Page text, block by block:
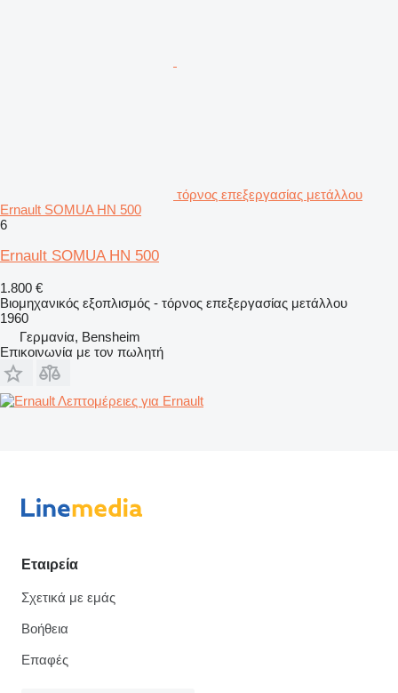
τόρνος επεξεργασίας μετάλλου
Ernault SOMUA HN 500
6
Ernault SOMUA HN 500
1.800 €
Βιομηχανικός εξοπλισμός - τόρνος επεξεργασίας μετάλλου
1960
Γερμανία, Bensheim
Επικοινωνία με τον πωλητή
Λεπτομέρειες για Ernault
Εταιρεία
Σχετικά με εμάς
Βοήθεια
Επαφές